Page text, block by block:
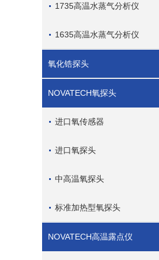
1735高温水蒸气分析仪
1635高温水蒸气分析仪
氧化锆探头
NOVATECH氧探头
进口氧传感器
进口氧探头
中高温氧探头
标准加热型氧探头
NOVATECH高温露点仪